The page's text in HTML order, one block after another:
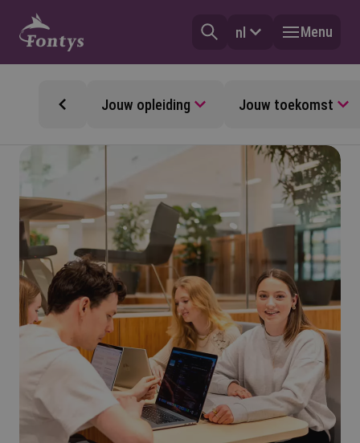
nl Menu
Jouw opleiding Jouw toekomst